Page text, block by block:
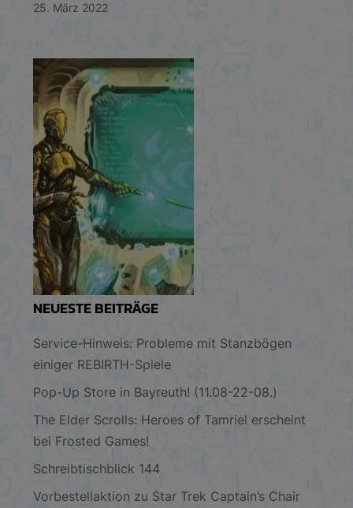
25. März 2022
NEUESTE BEITRÄGE
Service-Hinweis: Probleme mit Stanzbögen
einiger REBIRTH-Spiele
Pop-Up Store in Bayreuth! (11.08-22-08.)
The Elder Scrolls: Heroes of Tamriel erscheint
bei Frosted Games!
Schreibtischblick 144
Vorbestellaktion zu Star Trek Captain’s Chair